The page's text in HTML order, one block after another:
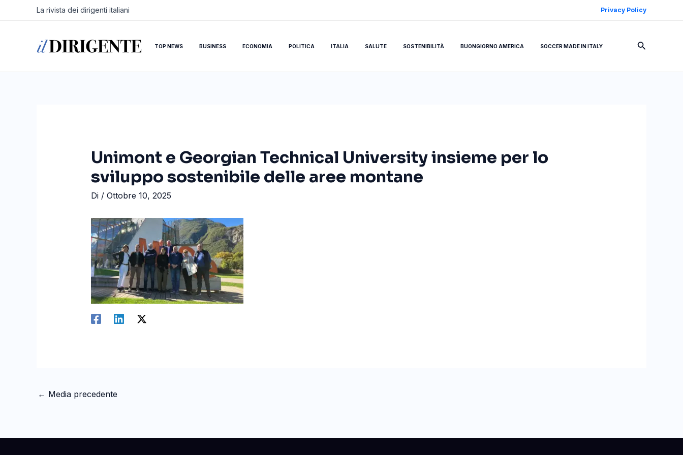
La rivista dei dirigenti italiani Privacy Policy
TOP NEWS BUSINESS ECONOMIA POLITICA ITALIA SALUTE SOSTENIBILITÀ BUONGIORNO AMERICA SOCCER MADE IN ITALY Cerca
Unimont e Georgian Technical University insieme per lo
sviluppo sostenibile delle aree montane
Di / Ottobre 10, 2025
Navigazione
← Media precedente